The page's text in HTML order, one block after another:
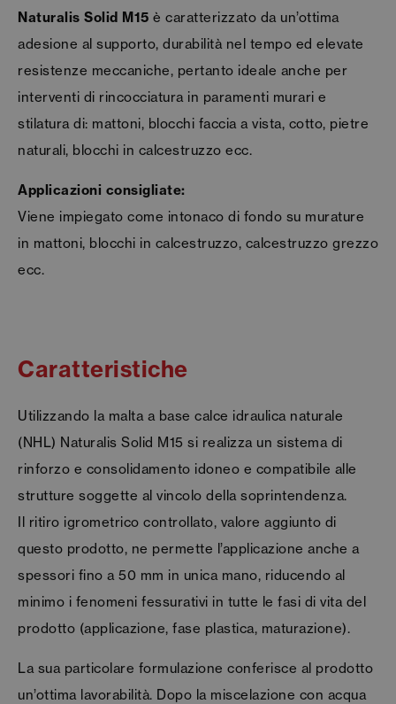
Naturalis Solid M15 è caratterizzato da un’ottima
adesione al supporto, durabilità nel tempo ed elevate
resistenze meccaniche, pertanto ideale anche per
interventi di rincocciatura in paramenti murari e
stilatura di: mattoni, blocchi faccia a vista, cotto, pietre
naturali, blocchi in calcestruzzo ecc.
Applicazioni consigliate:
Viene impiegato come intonaco di fondo su murature
in mattoni, blocchi in calcestruzzo, calcestruzzo grezzo
ecc.
Caratteristiche
Utilizzando la malta a base calce idraulica naturale
(NHL) Naturalis Solid M15 si realizza un sistema di
rinforzo e consolidamento idoneo e compatibile alle
strutture soggette al vincolo della soprintendenza.
Il ritiro igrometrico controllato, valore aggiunto di
questo prodotto, ne permette l’applicazione anche a
spessori fino a 50 mm in unica mano, riducendo al
minimo i fenomeni fessurativi in tutte le fasi di vita del
prodotto (applicazione, fase plastica, maturazione).
La sua particolare formulazione conferisce al prodotto
un’ottima lavorabilità. Dopo la miscelazione con acqua